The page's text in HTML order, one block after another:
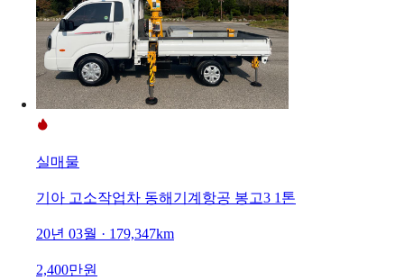
실매물
기아 고소작업차 동해기계항공 봉고3 1톤
20년 03월 · 179,347km
2,400만원